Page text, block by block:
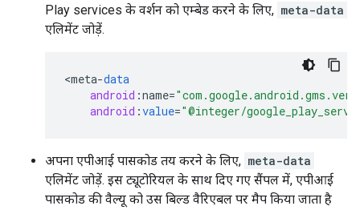
Play services के वर्शन को एम्बेड करने के लिए, meta-data
एलिमेंट जोड़ें.
<meta-data
android :name=
android :value="@integer/
अपना एपीआई पासकोड तय करने के लिए, meta-data
एलिमेंट जोड़ें. इस ट्यूटोरियल के साथ दिए गए सैंपल में, एपीआई
पासकोड की वैल्यू को उस बिल्ड वैरिएबल पर मैप किया जाता है